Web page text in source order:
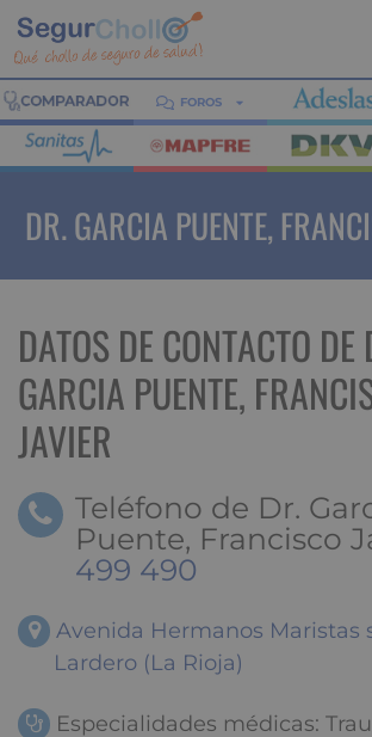
FOROS
DR. GARCIA PUENTE,
DATOS DE CONTACTO DE
GARCIA PUENTE,
JAVIER
Teléfono de Dr.
Puente, Francisco
499 490
Avenida Hermanos Maristas
Lardero (La Rioja)
Especialidades médicas: